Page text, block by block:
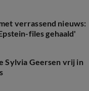
verrassend nieuws:
files gehaald'
Sylvia Geersen vrij in